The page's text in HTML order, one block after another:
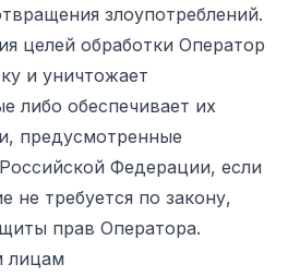
злоупотреблений.
целей обработки Оператор
и уничтожает
либо обеспечивает их
предусмотренные
Федерации, если
не требуется по закону,
прав Оператора.
лицам